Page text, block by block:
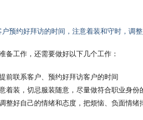
预约好拜访的时间，注意着装和守时，调
备工作，还需要做好以下几个工作：
前联系客户、预约好拜访客户的时间
着装，切忌服装随意，尽量做符合职业身份
整好自己的情绪和态度，把烦恼、负面情绪